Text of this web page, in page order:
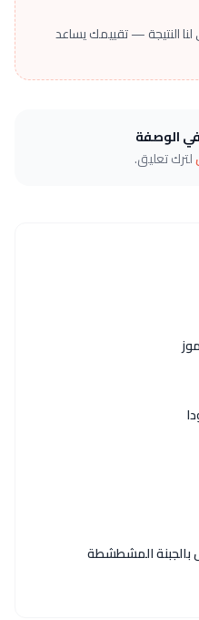
النتيجة — تقييمك يساعد
الوصفة
لترك تعليق.
بالجبنة المشطشطة